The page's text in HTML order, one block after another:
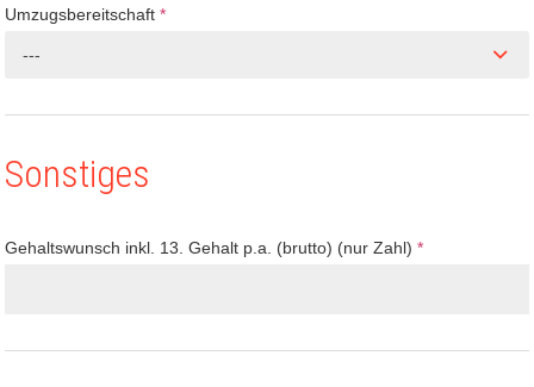
Umzugsbereitschaft*
---
Sonstiges
Gehaltswunsch inkl. 13. Gehalt p.a. (brutto) (nur Zahl)*